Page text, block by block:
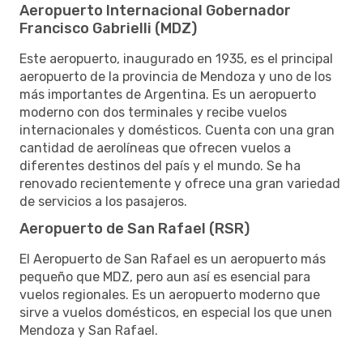
Aeropuerto Internacional Gobernador
Francisco Gabrielli (MDZ)
Este aeropuerto, inaugurado en 1935, es el principal
aeropuerto de la provincia de Mendoza y uno de los
más importantes de Argentina. Es un aeropuerto
moderno con dos terminales y recibe vuelos
internacionales y domésticos. Cuenta con una gran
cantidad de aerolíneas que ofrecen vuelos a
diferentes destinos del país y el mundo. Se ha
renovado recientemente y ofrece una gran variedad
de servicios a los pasajeros.
Aeropuerto de San Rafael (RSR)
El Aeropuerto de San Rafael es un aeropuerto más
pequeño que MDZ, pero aun así es esencial para
vuelos regionales. Es un aeropuerto moderno que
sirve a vuelos domésticos, en especial los que unen
Mendoza y San Rafael.